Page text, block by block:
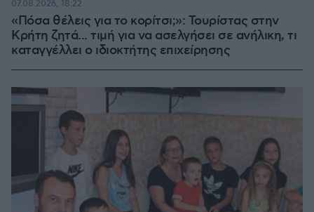
«Πόσα θέλεις για το κορίτσι;»: Τουρίστας στην
Κρήτη ζητά... τιμή για να ασελγήσει σε ανήλικη, τι
καταγγέλλει ο ιδιοκτήτης επιχείρησης
07.08.2026, 18:22